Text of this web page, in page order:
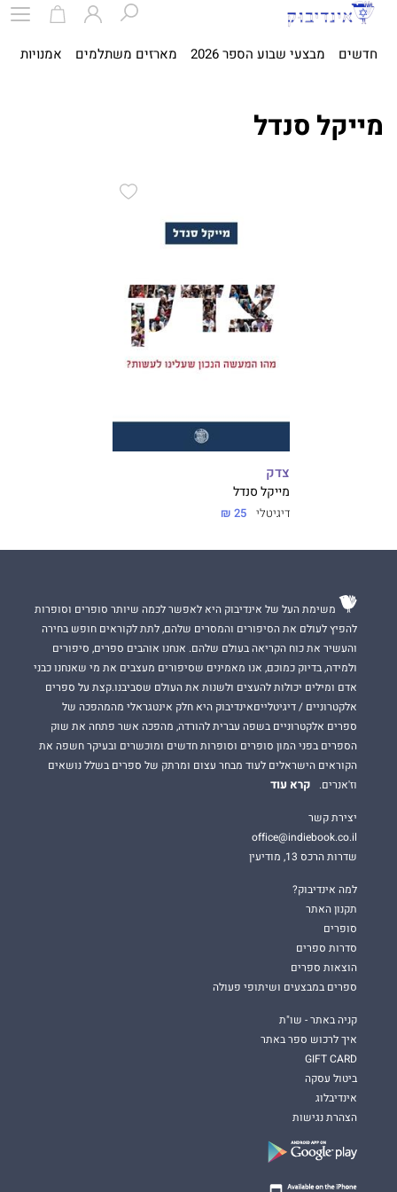
חדשים מבצעי שבוע הספר 2026 מארזים משתלמים אמנויות
מייקל סנדל
צדק
מייקל סנדל
דיגיטלי 25 ₪
משימת העל של אינדיבוק היא לאפשר לכמה שיותר סופרים וסופרות
להפיץ לעולם את הסיפורים והמסרים שלהם, לתת לקוראים חופש בחירה
והעשיר את כוח הקריאה בעולם שלהם. אנחנו אוהבים ספרים, סיפורים
ולמידה, בדיוק כמוכם, אנו מאמינים שסיפורים מעצבים את מי שאנחנו כבני
אדם ומילים יכולות להעצים ולשנות את העולם שסביבנו.קצת על ספרים
אלקטרוניים / דיגיטלייםאינדיבוק היא חלק אינטגראלי מהמהפכה של
ספרים אלקטרוניים בשפה עברית להורדה, מהפכה אשר פתחה את שוק
הספרים בפני המון סופרים וסופרות חדשים ומוכשרים ובעיקר חשפה את
הקוראים הישראלים לעוד מבחר עצום ומרתק של ספרים בשלל נושאים
וז'אנרים.
קרא עוד
יצירת קשר
office@indiebook.co.il
שדרות הרכס 13, מודיעין
למה אינדיבוק?
תקנון האתר
סופרים
סדרות ספרים
הוצאות ספרים
ספרים במבצעים ושיתופי פעולה
קניה באתר - שו"ת
איך לרכוש ספר באתר
GIFT CARD
ביטול עסקה
אינדיבלוג
הצהרת נגישות